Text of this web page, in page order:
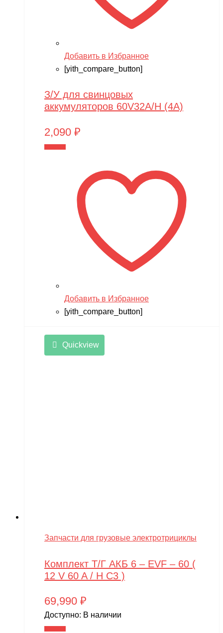
Добавить в Избранное
[yith_compare_button]
З/У для свинцовых
аккумуляторов 60V32A/H (4A)
2,090 ₽
Добавить в Избранное
[yith_compare_button]
Quickview
Запчасти для грузовые электротрициклы
Комплект Т/Г АКБ 6 – EVF – 60 (
12 V 60 A / H C3 )
69,990 ₽
Доступно: В наличии